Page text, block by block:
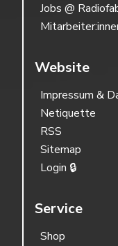
Jobs @
Website
Impressum &
Netiquette
RSS
Sitemap
Login 🔒
Service
Shop